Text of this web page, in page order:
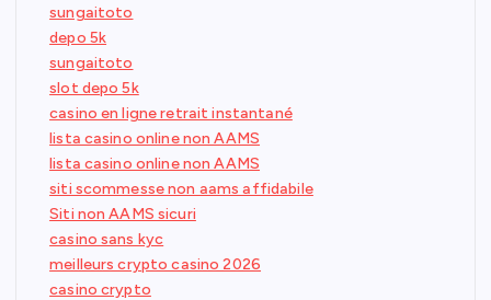
sungaitoto
depo 5k
sungaitoto
slot depo 5k
casino en ligne retrait instantané
lista casino online non AAMS
lista casino online non AAMS
siti scommesse non aams affidabile
Siti non AAMS sicuri
casino sans kyc
meilleurs crypto casino 2026
casino crypto